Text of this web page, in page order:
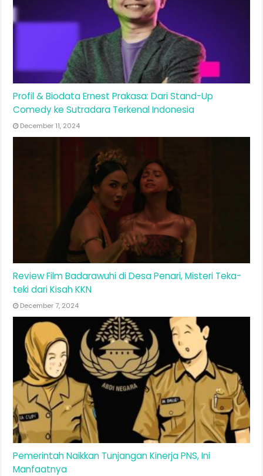
Profil & Biodata Ernest Prakasa: Dari Stand-Up
Comedy ke Sutradara Terkenal Indonesia
December 11, 2024
Review Film Badarawuhi di Desa Penari, Misteri Teka-
teki dari Kisah KKN
December 7, 2024
Pemerintah Naikkan Tunjangan Kinerja PNS, Ini
Manfaatnya